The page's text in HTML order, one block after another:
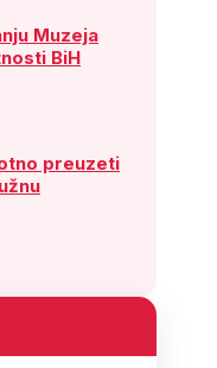
Muzeja
BiH
preuzeti